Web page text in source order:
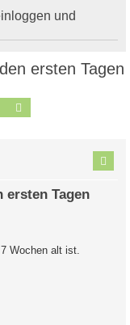
und
ersten Tagen
Suche
ersten Tagen
Wochen alt ist.